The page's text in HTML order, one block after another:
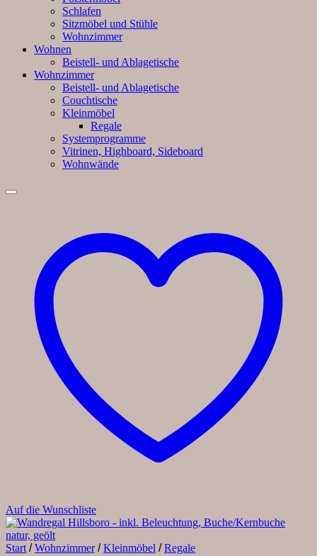
Schlafen
Sitzmöbel und Stühle
Wohnzimmer
Wohnen
Beistell- und Ablagetische
Wohnzimmer
Beistell- und Ablagetische
Couchtische
Kleinmöbel
Regale
Systemprogramme
Vitrinen, Highboard, Sideboard
Wohnwände
Auf die Wunschliste
Start / Wohnzimmer / Kleinmöbel / Regale